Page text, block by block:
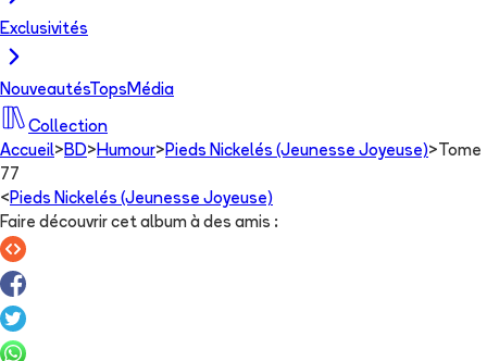
Exclusivités
NouveautésTops Média
Collection
Accueil> BD> Humour> Pieds Nickelés (Jeunesse Joyeuse)> Tome
77
< Pieds Nickelés (Jeunesse Joyeuse)
Faire découvrir cet album à des amis :